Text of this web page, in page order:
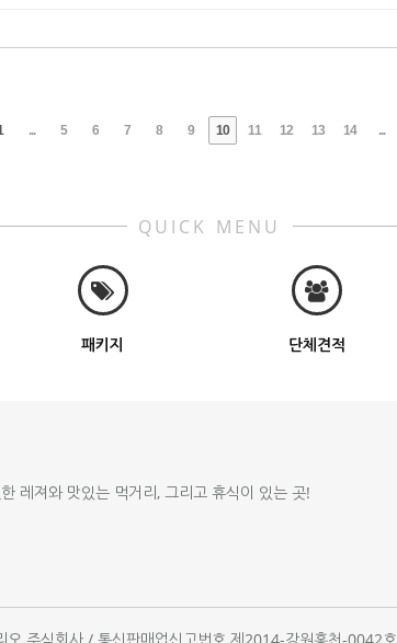
... 5 6 7 8 9 10 11 12 13 14 ...
QUICK MENU
패키지 단체견적
레져와 맛있는 먹거리, 그리고 휴식이 있는 곳!